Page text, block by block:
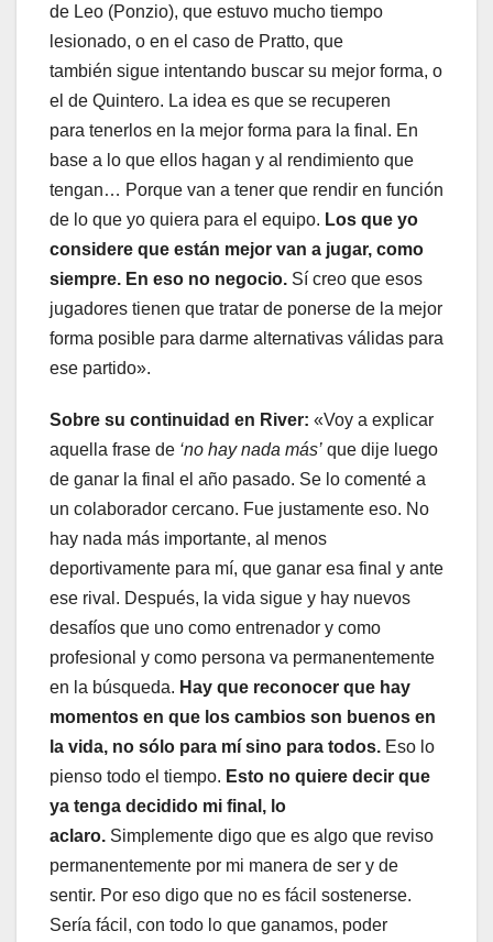
de Leo (Ponzio), que estuvo mucho tiempo
lesionado, o en el caso de Pratto, que
también sigue intentando buscar su mejor forma, o
el de Quintero. La idea es que se recuperen
para tenerlos en la mejor forma para la final. En
base a lo que ellos hagan y al rendimiento que
tengan… Porque van a tener que rendir en función
de lo que yo quiera para el equipo. Los que yo
considere que están mejor van a jugar, como
siempre. En eso no negocio. Sí creo que esos
jugadores tienen que tratar de ponerse de la mejor
forma posible para darme alternativas válidas para
ese partido».
Sobre su continuidad en River: «Voy a explicar
aquella frase de ‘no hay nada más’ que dije luego
de ganar la final el año pasado. Se lo comenté a
un colaborador cercano. Fue justamente eso. No
hay nada más importante, al menos
deportivamente para mí, que ganar esa final y ante
ese rival. Después, la vida sigue y hay nuevos
desafíos que uno como entrenador y como
profesional y como persona va permanentemente
en la búsqueda. Hay que reconocer que hay
momentos en que los cambios son buenos en
la vida, no sólo para mí sino para todos. Eso lo
pienso todo el tiempo. Esto no quiere decir que
ya tenga decidido mi final, lo
aclaro. Simplemente digo que es algo que reviso
permanentemente por mi manera de ser y de
sentir. Por eso digo que no es fácil sostenerse.
Sería fácil, con todo lo que ganamos, poder